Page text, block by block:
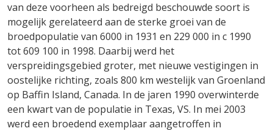
van deze voorheen als bedreigd beschouwde soort is
mogelijk gerelateerd aan de sterke groei van de
broedpopulatie van 6000 in 1931 en 229 000 in c 1990
tot 609 100 in 1998. Daarbij werd het
verspreidingsgebied groter, met nieuwe vestigingen in
oostelijke richting, zoals 800 km westelijk van Groenland
op Baffin Island, Canada. In de jaren 1990 overwinterde
een kwart van de populatie in Texas, VS. In mei 2003
werd een broedend exemplaar aangetroffen in